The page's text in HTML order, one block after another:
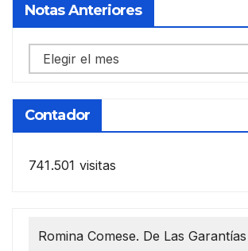
Notas Anteriores
Notas
anteriores
Contador
741.501 visitas
Romina Comese. De Las Garantías